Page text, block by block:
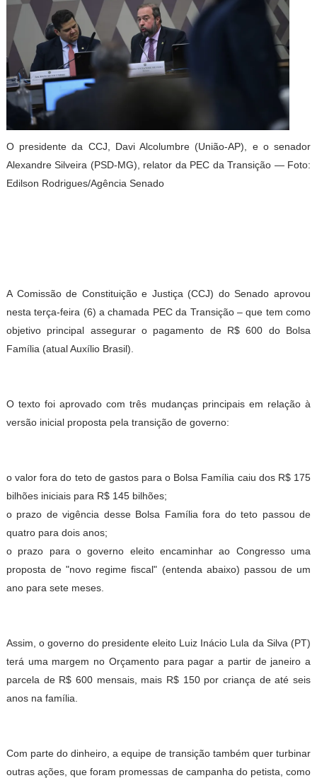
O presidente da CCJ, Davi Alcolumbre (União-AP), e o senador
Alexandre Silveira (PSD-MG), relator da PEC da Transição — Foto:
Edilson Rodrigues/Agência Senado
A Comissão de Constituição e Justiça (CCJ) do Senado aprovou
nesta terça-feira (6) a chamada PEC da Transição – que tem como
objetivo principal assegurar o pagamento de R$ 600 do Bolsa
Família (atual Auxílio Brasil).
O texto foi aprovado com três mudanças principais em relação à
versão inicial proposta pela transição de governo:
o valor fora do teto de gastos para o Bolsa Família caiu dos R$ 175
bilhões iniciais para R$ 145 bilhões;
o prazo de vigência desse Bolsa Família fora do teto passou de
quatro para dois anos;
o prazo para o governo eleito encaminhar ao Congresso uma
proposta de "novo regime fiscal" (entenda abaixo) passou de um
ano para sete meses.
Assim, o governo do presidente eleito Luiz Inácio Lula da Silva (PT)
terá uma margem no Orçamento para pagar a partir de janeiro a
parcela de R$ 600 mensais, mais R$ 150 por criança de até seis
anos na família.
Com parte do dinheiro, a equipe de transição também quer turbinar
outras ações, que foram promessas de campanha do petista, como